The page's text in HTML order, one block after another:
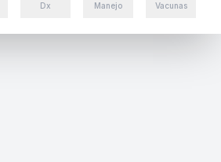
Dx Manejo Vacunas